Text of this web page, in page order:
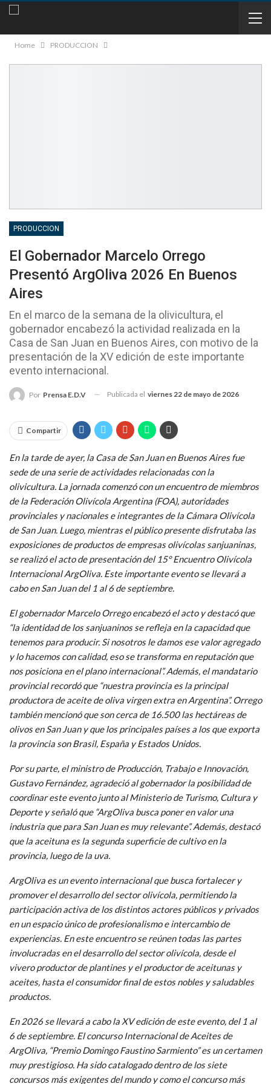
Home PRODUCCION
PRODUCCION
El Gobernador Marcelo Orrego
Presentó ArgOliva 2026 En Buenos
Aires
En el marco de la semana de la olivicultura, el
gobernador encabezó la actividad realizada en la
Casa de San Juan en Buenos Aires, con motivo de la
presentación de la XV edición de este importante
evento internacional.
Por Prensa E.D.V Publicada el viernes 22 de mayo de 2026
Compartir
En la tarde de ayer, la Casa de San Juan en Buenos Aires fue
sede de una serie de actividades relacionadas con la
olivicultura. La jornada comenzó con un encuentro de miembros
de la Federación Olivícola Argentina (FOA), autoridades
provinciales y nacionales e integrantes de la Cámara Olivícola
de San Juan. Luego, mientras el público presente disfrutaba las
exposiciones de productos de empresas olivícolas sanjuaninas,
se realizó el acto de presentación del 15° Encuentro Olivícola
Internacional ArgOliva. Este importante evento se llevará a
cabo en San Juan del 1 al 6 de septiembre.
El gobernador Marcelo Orrego encabezó el acto y destacó que
“la identidad de los sanjuaninos se refleja en la capacidad que
tenemos para producir. Si nosotros le damos ese valor agregado
y lo hacemos con calidad, eso se transforma en reputación que
nos posiciona en el plano internacional”. Además, el mandatario
provincial recordó que “nuestra provincia es la principal
productora de aceite de oliva virgen extra en Argentina”. Orrego
también mencionó que son cerca de 16.500 las hectáreas de
olivos en San Juan y que los principales países a los que exporta
la provincia son Brasil, España y Estados Unidos.
Por su parte, el ministro de Producción, Trabajo e Innovación,
Gustavo Fernández, agradeció al gobernador la posibilidad de
coordinar este evento junto al Ministerio de Turismo, Cultura y
Deporte y señaló que “ArgOliva busca poner en valor una
industria que para San Juan es muy relevante”. Además, destacó
que la aceituna es la segunda superficie de cultivo en la
provincia, luego de la uva.
ArgOliva es un evento internacional que busca fortalecer y
promover el desarrollo del sector olivícola, permitiendo la
participación activa de los distintos actores públicos y privados
en un espacio único de profesionalismo e intercambio de
experiencias. En este encuentro se reúnen todas las partes
involucradas en el desarrollo del sector olivícola, desde el
vivero productor de plantines y el productor de aceitunas y
aceites, hasta el consumidor final de estos nobles y saludables
productos.
En 2026 se llevará a cabo la XV edición de este evento, del 1 al
6 de septiembre. El concurso Internacional de Aceites de
ArgOliva, “Premio Domingo Faustino Sarmiento” es un certamen
muy prestigioso. Ha sido catalogado dentro de los siete
concursos más exigentes del mundo y como el concurso más